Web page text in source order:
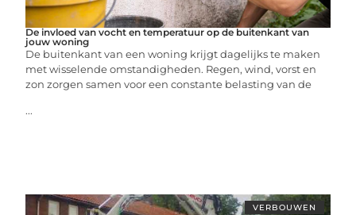
De invloed van vocht en temperatuur op de buitenkant van
jouw woning
De buitenkant van een woning krijgt dagelijks te maken
met wisselende omstandigheden. Regen, wind, vorst en
zon zorgen samen voor een constante belasting van de
...
VERBOUWEN